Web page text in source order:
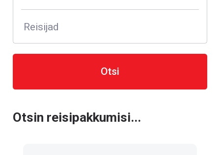
Reisijad
Otsi
Otsin reisipakkumisi...